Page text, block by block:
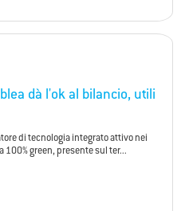
dà l'ok al bilancio, utili
di tecnologia integrato attivo nei
100% green, presente sul ter...